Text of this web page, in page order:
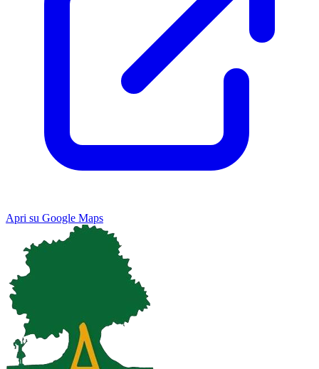
Apri su Google Maps
Map Satellite
Keyboard shortcuts